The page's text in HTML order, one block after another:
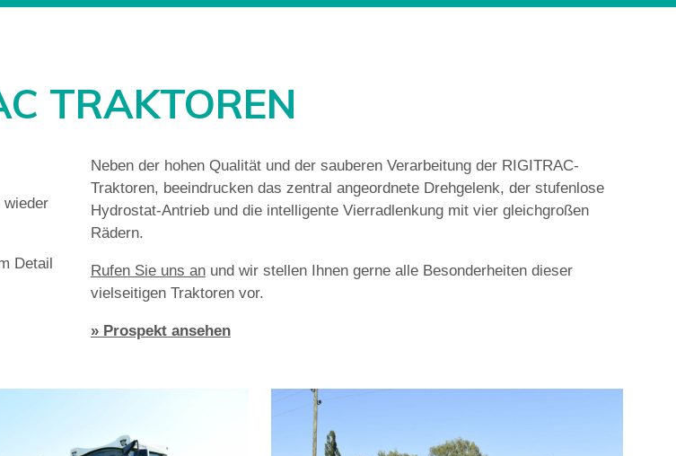
TRAKTOREN
wieder
Detail
Neben der hohen Qualität und der sauberen Verarbeitung der RIGITRAC-
Traktoren, beeindrucken das zentral angeordnete Drehgelenk, der stufenlose
Hydrostat-Antrieb und die intelligente Vierradlenkung mit vier gleichgroßen
Rädern.
Rufen Sie uns anund wir stellen Ihnen gerne alle Besonderheiten dieser
vielseitigen Traktoren vor.
» Prospekt ansehen